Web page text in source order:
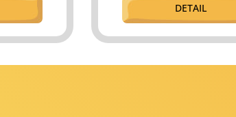
DETAIL